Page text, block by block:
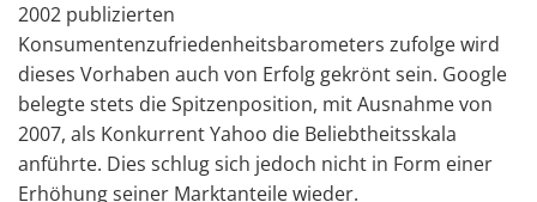
2002 publizierten
Konsumentenzufriedenheitsbarometers zufolge wird
dieses Vorhaben auch von Erfolg gekrönt sein. Google
belegte stets die Spitzenposition, mit Ausnahme von
2007, als Konkurrent Yahoo die Beliebtheitsskala
anführte. Dies schlug sich jedoch nicht in Form einer
Erhöhung seiner Marktanteile wieder.